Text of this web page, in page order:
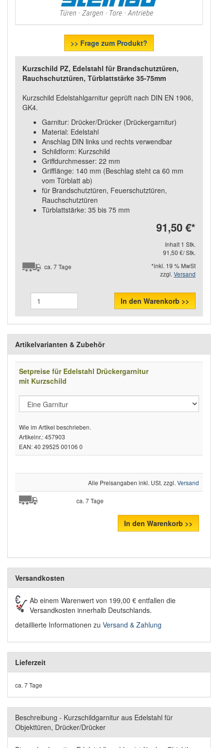
>> Frage zum Produkt?
Kurzschild PZ, Edelstahl für Brandschutztüren,
Rauchschutztüren, Türblattstärke 35-75mm
Kurzschild Edelstahlgarnitur geprüft nach DIN EN 1906,
GK4.
Garnitur: Drücker/Drücker (Drückergarnitur)
Material: Edelstahl
Anschlag DIN links und rechts verwendbar
Schildform: Kurzschild
Griffdurchmesser: 22 mm
Grifflänge: 140 mm (Beschlag steht ca 60 mm
vom Türblatt ab)
für Brandschutztüren, Feuerschutztüren,
Rauchschutztüren
Türblattstärke: 35 bis 75 mm
91,50 €*
Inhalt 1 Stk.
91,50 €/ Stk.
ca. 7 Tage
*inkl. 19 % MwSt
zzgl. Versand
In den Warenkorb >>
Artikelvarianten & Zubehör
Setpreise für Edelstahl Drückergarnitur
mit Kurzschild
Wie im Artikel beschrieben.
Artikelnr.: 457903
EAN: 40 29525 00106 0
Alle Preisangaben inkl. USt. zzgl. Versand
ca. 7 Tage
In den Warenkorb >>
Versandkosten
Ab einem Warenwert von 199,00 € entfallen die
Versandkosten innerhalb Deutschlands.
detaillierte Informationen zu Versand & Zahlung
Lieferzeit
ca. 7 Tage
Beschreibung - Kurzschildgarnitur aus Edelstahl für
Objekttüren, Drücker/Drücker